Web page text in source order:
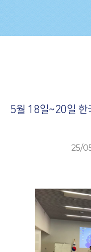
5월 18일~20일 한
25/